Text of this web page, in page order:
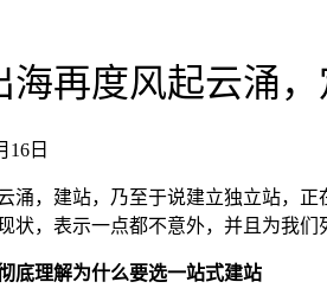
再度风起云涌，
16日
涌，建站，乃至于说建立独立站，
状，表示一点都不意外，并且为我们
底理解为什么要选一站式建站